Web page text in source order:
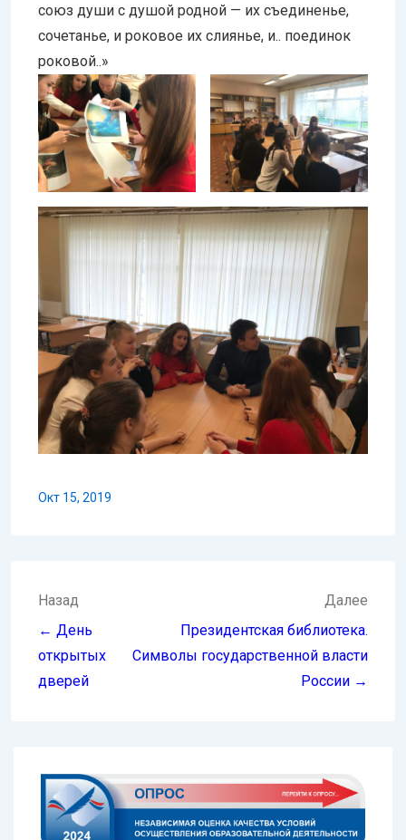
союз души с душой родной — их съединенье,
сочетанье, и роковое их слиянье, и.. поединок
роковой..»
Окт 15, 2019
Навигация
по
записям
Назад
← День
открытых
дверей
Далее
Президентская библиотека.
Символы государственной власти
России →